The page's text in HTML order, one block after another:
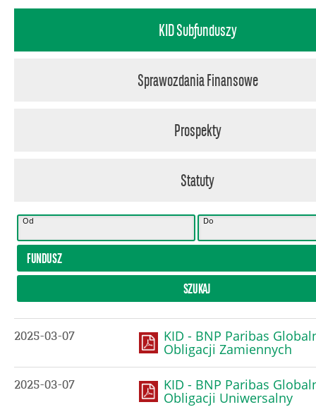
KID Subfunduszy
Sprawozdania Finansowe
Prospekty
Statuty
Od Do
2025-03-07 KID - BNP Paribas
Obligacji Zamiennych
2025-03-07 KID - BNP Paribas
Obligacji Uniwersalny